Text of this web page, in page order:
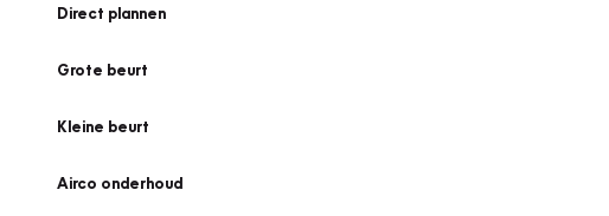
Direct plannen
Grote beurt
Kleine beurt
Airco onderhoud